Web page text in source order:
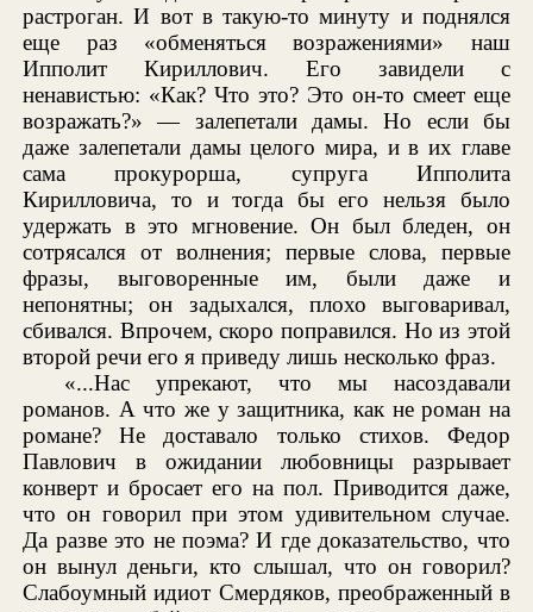
растроган. И вот в такую-то минуту и поднялся
еще раз «обменяться возражениями» наш
Ипполит Кириллович. Его завидели с
ненавистью: «Как? Что это? Это он-то смеет еще
возражать?» — залепетали дамы. Но если бы
даже залепетали дамы целого мира, и в их главе
сама прокурорша, супруга Ипполита
Кирилловича, то и тогда бы его нельзя было
удержать в это мгновение. Он был бледен, он
сотрясался от волнения; первые слова, первые
фразы, выговоренные им, были даже и
непонятны; он задыхался, плохо выговаривал,
сбивался. Впрочем, скоро поправился. Но из этой
второй речи его я приведу лишь несколько фраз.
«...Нас упрекают, что мы насоздавали
романов. А что же у защитника, как не роман на
романе? Не доставало только стихов. Федор
Павлович в ожидании любовницы разрывает
конверт и бросает его на пол. Приводится даже,
что он говорил при этом удивительном случае.
Да разве это не поэма? И где доказательство, что
он вынул деньги, кто слышал, что он говорил?
Слабоумный идиот Смердяков, преображенный в